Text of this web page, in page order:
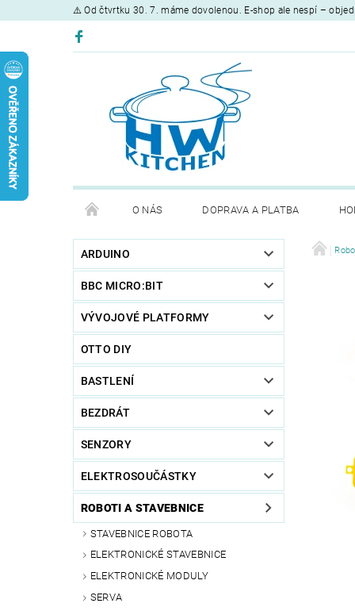
⚠️ Od čtvrtku 30. 7. máme dovolenou. E-shop ale nespí –
O NÁS DOPRAVA A PLATBA
ARDUINO
BBC MICRO:BIT
VÝVOJOVÉ PLATFORMY
OTTO DIY
BASTLENÍ
BEZDRÁT
SENZORY
ELEKTROSOUČÁSTKY
ROBOTI A STAVEBNICE
STAVEBNICE ROBOTA
ELEKTRONICKÉ STAVEBNICE
ELEKTRONICKÉ MODULY
SERVA